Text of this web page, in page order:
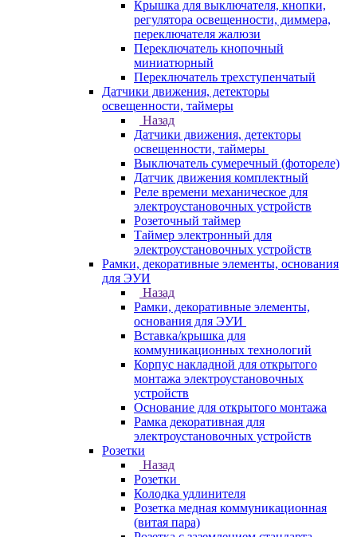
Крышка для выключателя, кнопки,
регулятора освещенности, диммера,
переключателя жалюзи
Переключатель кнопочный
миниатюрный
Переключатель трехступенчатый
Датчики движения, детекторы
освещенности, таймеры
Назад
Датчики движения, детекторы
освещенности, таймеры
Выключатель сумеречный (фотореле)
Датчик движения комплектный
Реле времени механическое для
электроустановочных устройств
Розеточный таймер
Таймер электронный для
электроустановочных устройств
Рамки, декоративные элементы, основания
для ЭУИ
Назад
Рамки, декоративные элементы,
основания для ЭУИ
Вставка/крышка для
коммуникационных технологий
Корпус накладной для открытого
монтажа электроустановочных
устройств
Основание для открытого монтажа
Рамка декоративная для
электроустановочных устройств
Розетки
Назад
Розетки
Колодка удлинителя
Розетка медная коммуникационная
(витая пара)